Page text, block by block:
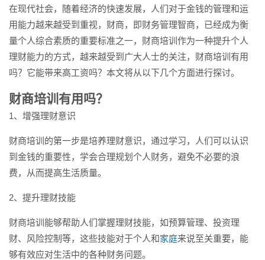
在现代社会，随着经济的快速发展，人们对于金钱的管理和运
用能力越来越受到重视，财商，即财务管理智商，已经成为衡
量个人综合素质的重要标准之一，财商培训作为一种提升个人
理财能力的方式，越来越受到广大人士的关注，财商培训有用
吗？它能带来高工资吗？本文将从以下几个方面进行探讨。
财商培训有用吗？
1、增强理财意识
财商培训的第一步是培养理财意识，通过学习，人们可以认识
到金钱的重要性，学会合理规划个人财务，避免不必要的浪
费，从而提高生活质量。
2、提升理财技能
财商培训能够帮助人们掌握理财技能，如预算管理、投资理
财、风险控制等，这些技能对于个人和家庭来说至关重要，能
够有效应对生活中的各种财务问题。